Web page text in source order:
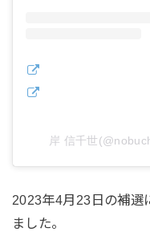
岸 信千世
2023年4月23日の補選
ました。